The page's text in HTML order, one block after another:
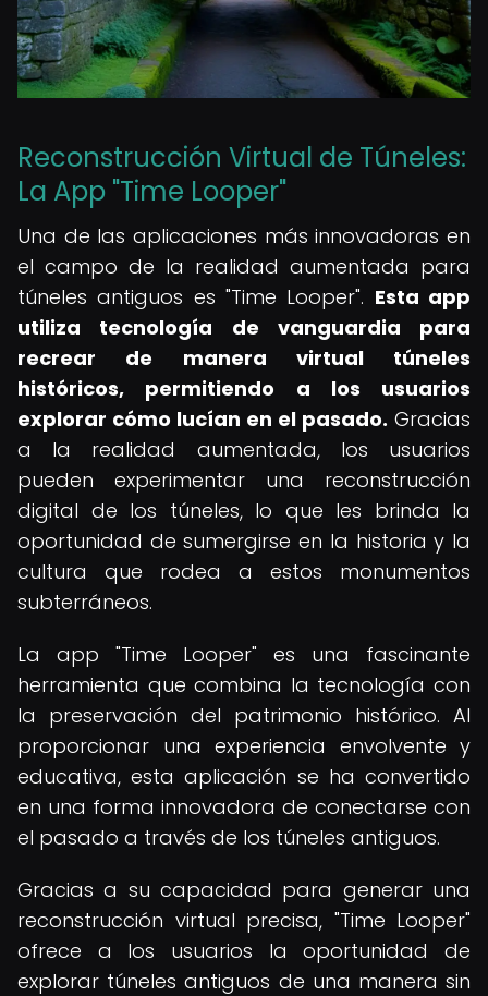
Reconstrucción Virtual de Túneles:
La App "Time Looper"
Una de las aplicaciones más innovadoras en
el campo de la realidad aumentada para
túneles antiguos es "Time Looper". Esta app
utiliza tecnología de vanguardia para
recrear de manera virtual túneles
históricos, permitiendo a los usuarios
explorar cómo lucían en el pasado. Gracias
a la realidad aumentada, los usuarios
pueden experimentar una reconstrucción
digital de los túneles, lo que les brinda la
oportunidad de sumergirse en la historia y la
cultura que rodea a estos monumentos
subterráneos.
La app "Time Looper" es una fascinante
herramienta que combina la tecnología con
la preservación del patrimonio histórico. Al
proporcionar una experiencia envolvente y
educativa, esta aplicación se ha convertido
en una forma innovadora de conectarse con
el pasado a través de los túneles antiguos.
Gracias a su capacidad para generar una
reconstrucción virtual precisa, "Time Looper"
ofrece a los usuarios la oportunidad de
explorar túneles antiguos de una manera sin